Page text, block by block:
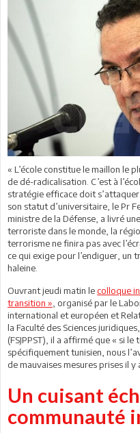
« L’école constitue le maillon le
de dé-radicalisation. C’est à
stratégie efficace doit
son statut d’universitaire, le Pr
ministre de la Défense, a livré
terroriste dans le monde, la
terrorisme ne finira pas avec
ce qui exige pour l’endiguer, un
haleine.
Ouvrant jeudi matin lecolloque
transition » , organisé par le
international et européen et
la Faculté des Sciences
(FSJPPST), il a affirmé que « si
spécifiquement tunisien, nous
de mauvaises mesures prises il y
Un cuisant
communauté